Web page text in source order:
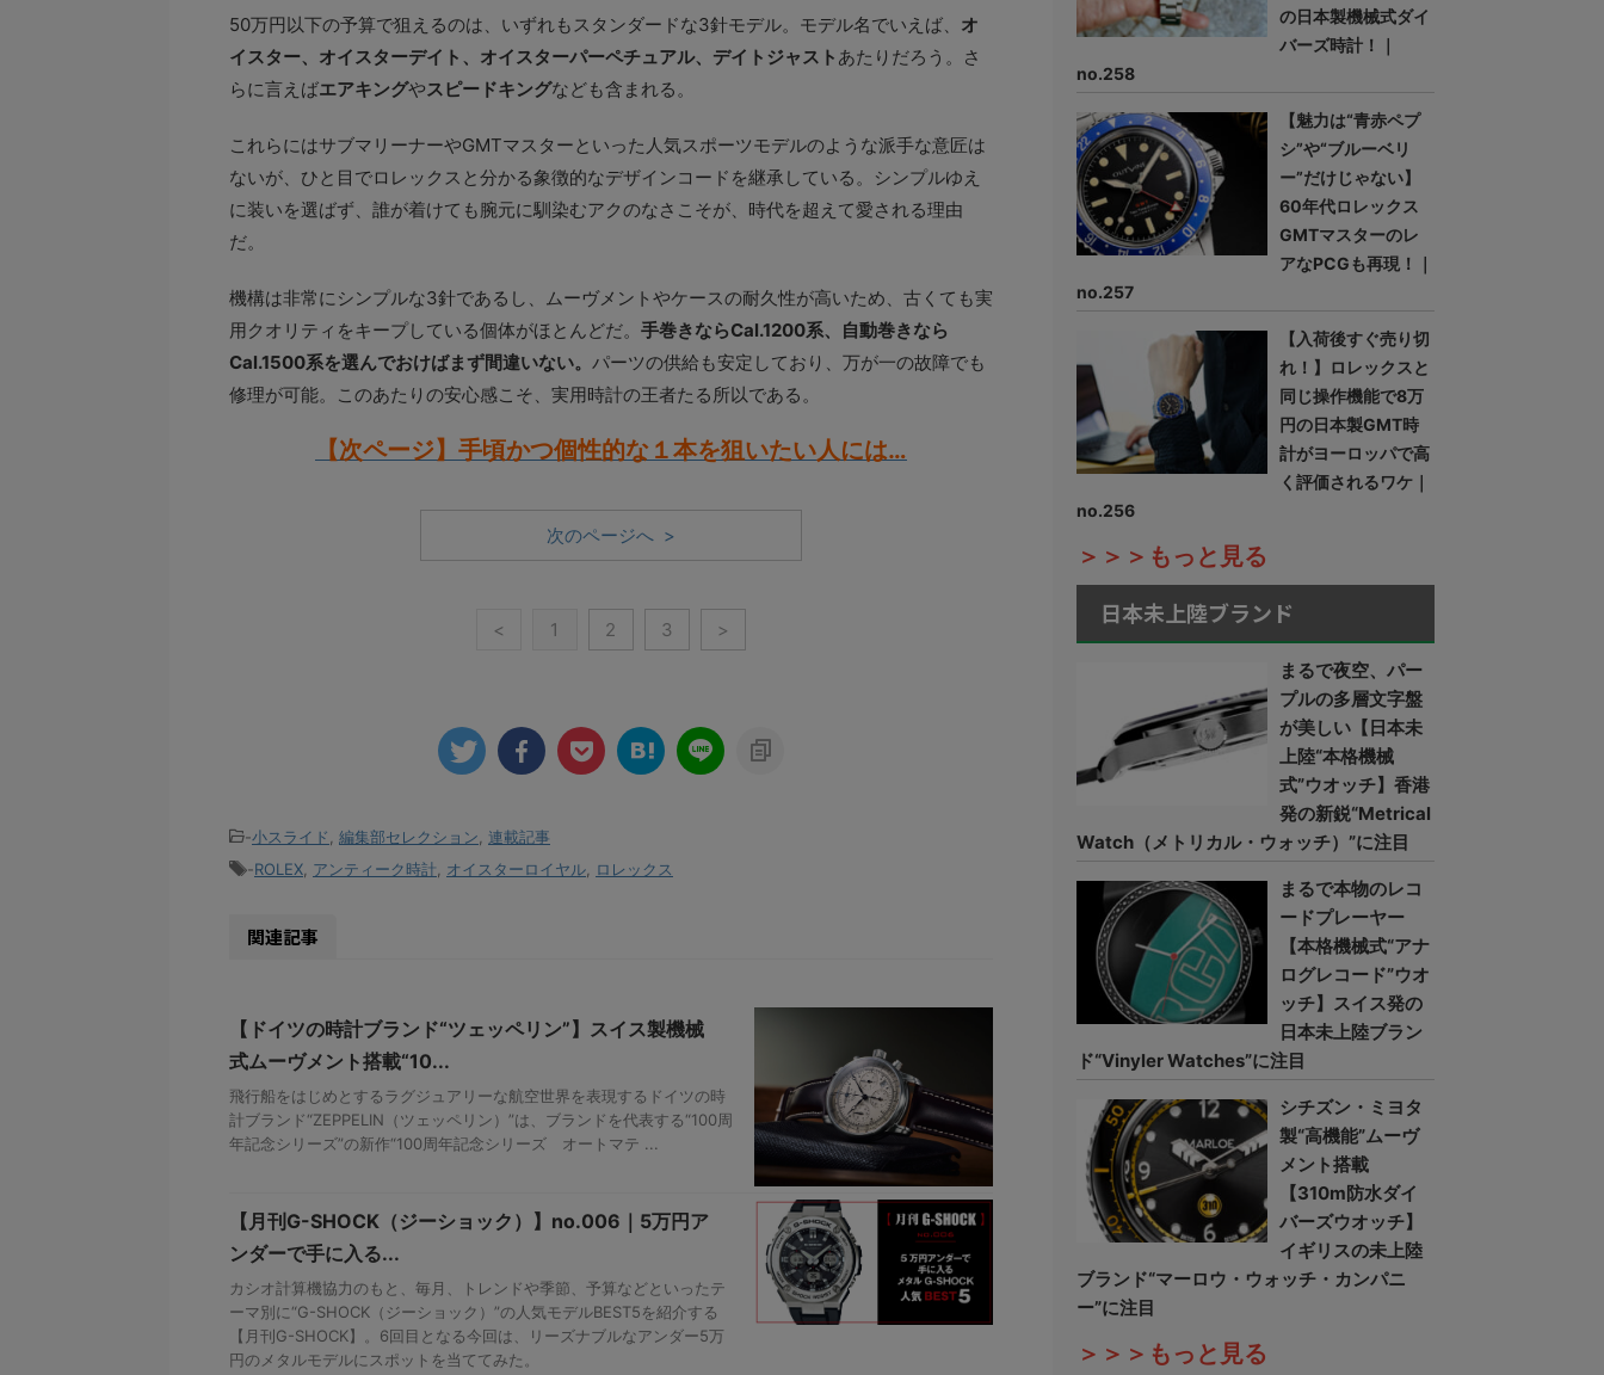
50万円以下の予算で狙えるのは、いずれもスタンダードな3針モデル。モデル名でいえば、 オ
イスター、オイスターデイト、オイスターパーペチュアル、デイトジャスト あたりだろう。さ
らに言えばエアキングやスピードキングなども含まれる。
これらにはサブマリーナーやGMTマスターといった人気スポーツモデルのような派手な意匠は
ないが、ひと目でロレックスと分かる象徴的なデザインコードを継承している。シンプルゆえ
に装いを選ばず、誰が着けても腕元に馴染むアクのなさこそが、時代を超えて愛される理由
だ。
機構は非常にシンプルな3針であるし、ムーヴメントやケースの耐久性が高いため、古くても実
用クオリティをキープしている個体がほとんどだ。 手巻きならCal.1200系、自動巻きなら
Cal.1500系を選んでおけばまず間違いない。 パーツの供給も安定しており、万が一の故障でも
修理が可能。このあたりの安心感こそ、実用時計の王者たる所以である。
【次ページ】手頃かつ個性的な１本を狙いたい人には…
次のページへ >
< 1 2 3 >
-小スライド 編集部セレクション 連載記事
-ROLEX アンティーク時計 オイスターロイヤル ロレックス
関連記事
【ドイツの時計ブランド“ツェッペリン”】スイス製機械
式ムーヴメント搭載“10...
飛行船をはじめとするラグジュアリーな航空世界を表現するドイツの時
計ブランド“ZEPPELIN（ツェッペリン）”は、ブランドを代表する“100周
年記念シリーズ”の新作“100周年記念シリーズ オートマテ ...
【月刊G-SHOCK（ジーショック）】no.006｜5万円ア
ンダーで手に入る...
カシオ計算機協力のもと、毎月、トレンドや季節、予算などといったテ
ーマ別に“G-SHOCK（ジーショック）”の人気モデルBEST5を紹介する
【月刊G-SHOCK】。6回目となる今回は、リーズナブルなアンダー5万
円のメタルモデルにスポットを当ててみた。
の日本製機械式ダイ
バーズ時計！｜
no.258
【魅力は“青赤ペプ
シ”や“ブルーベリ
ー”だけじゃない】
60年代ロレックス
GMTマスターのレ
アなPCGも再現！｜
no.257
【入荷後すぐ売り切
れ！】ロレックスと
同じ操作機能で8万
円の日本製GMT時
計がヨーロッパで高
く評価されるワケ｜
no.256
＞＞＞もっと見る
日本未上陸ブランド
まるで夜空、パー
プルの多層文字盤
が美しい【日本未
上陸“本格機械
式”ウオッチ】香港
発の新鋭“Metrical
Watch（メトリカル・ウォッチ）”に注目
まるで本物のレコ
ードプレーヤー
【本格機械式“アナ
ログレコード”ウオ
ッチ】スイス発の
日本未上陸ブラン
ド“Vinyler Watches”に注目
シチズン・ミヨタ
製“高機能”ムーヴ
メント搭載
【310m防水ダイ
バーズウオッチ】
イギリスの未上陸
ブランド“マーロウ・ウォッチ・カンパニ
ー”に注目
＞＞＞もっと見る